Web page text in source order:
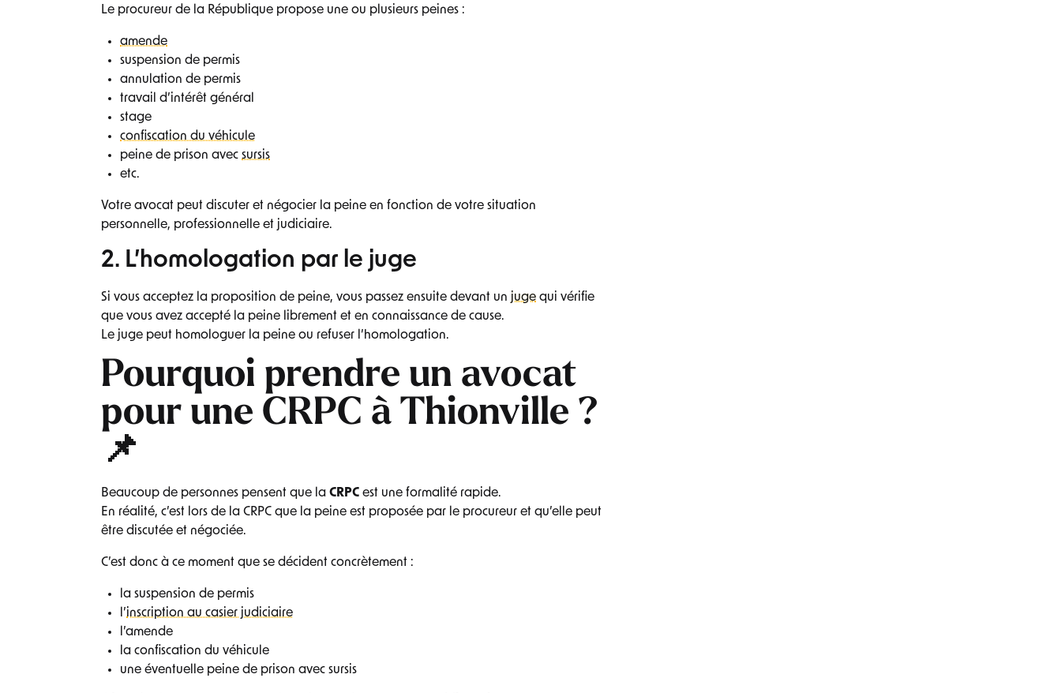
Le procureur de la République propose une ou plusieurs peines :
amende
suspension de permis
annulation de permis
travail d’intérêt général
stage
confiscation du véhicule
peine de prison avec sursis
etc.
Votre avocat peut discuter et négocier la peine en fonction de votre situation
personnelle, professionnelle et judiciaire.
2. L’homologation par le juge
Si vous acceptez la proposition de peine, vous passez ensuite devant un juge qui vérifie
que vous avez accepté la peine librement et en connaissance de cause.
Le juge peut homologuer la peine ou refuser l’homologation.
Pourquoi prendre un avocat
pour une CRPC à Thionville ?
📌
Beaucoup de personnes pensent que la CRPC est une formalité rapide.
En réalité, c’est lors de la CRPC que la peine est proposée par le procureur et qu’elle peut
être discutée et négociée.
C’est donc à ce moment que se décident concrètement :
la suspension de permis
l’inscription au casier judiciaire
l’amende
la confiscation du véhicule
une éventuelle peine de prison avec sursis